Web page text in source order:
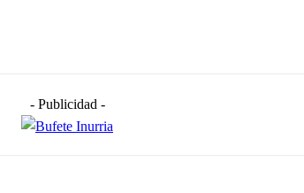
- Publicidad -